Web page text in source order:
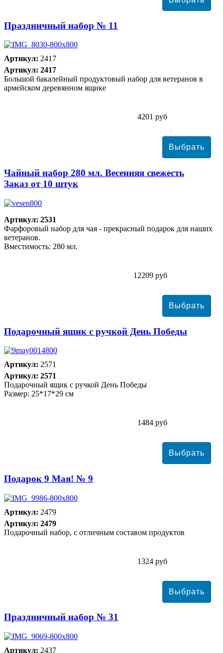
Праздничный набор № 11
Артикул: 2417
Артикул: 2417
Большой бакалейный продуктовый набор для ветеранов в
армейском деревянном ящике
4201 руб
Чайный набор 280 мл. Весенняя свежесть
Заказ от 10 штук
Артикул: 2531
Фарфоровый набор для чая - прекрасный подарок для наших
ветеранов.
Вместимость: 280 мл.
12209 руб
Подарочный ящик с ручкой День Победы
Артикул: 2571
Артикул: 2571
Подарочный ящик с ручкой День Победы
Размер: 25*17*29 см
1484 руб
Подарок 9 Мая! № 9
Артикул: 2479
Артикул: 2479
Подарочный набор, с отличным составом продуктов
1324 руб
Праздничный набор № 31
Артикул: 2437